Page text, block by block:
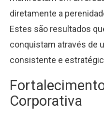
diretamente a
Estes são resultados
conquistam através de
consistente e
Corporativa